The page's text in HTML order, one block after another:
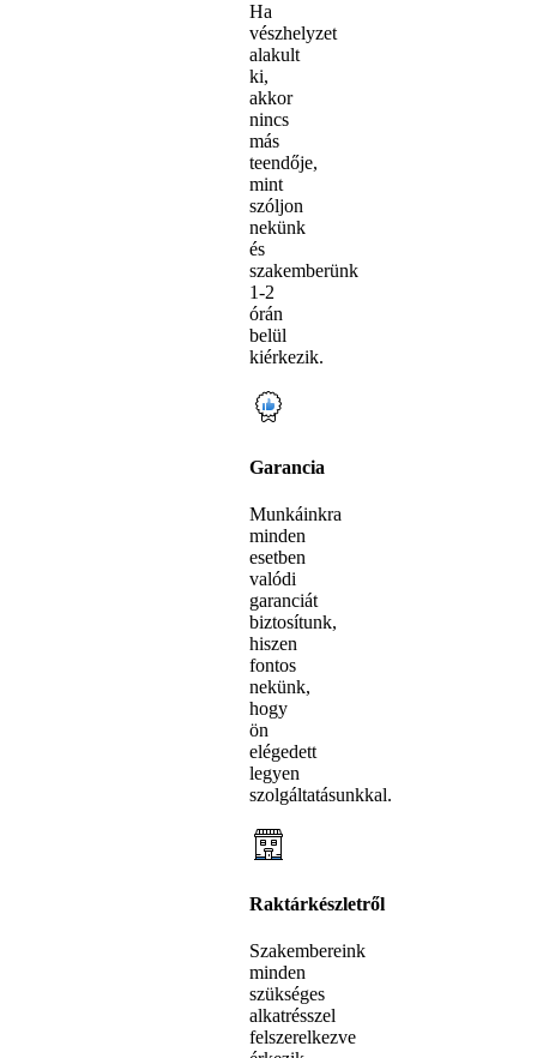
Ha
vészhelyzet
alakult
ki,
akkor
nincs
más
teendője,
mint
szóljon
nekünk
és
szakemberünk
1-2
órán
belül
kiérkezik.
Garancia
Munkáinkra
minden
esetben
valódi
garanciát
biztosítunk,
hiszen
fontos
nekünk,
hogy
ön
elégedett
legyen
szolgáltatásunkkal.
Raktárkészletről
Szakembereink
minden
szükséges
alkatrésszel
felszerelkezve